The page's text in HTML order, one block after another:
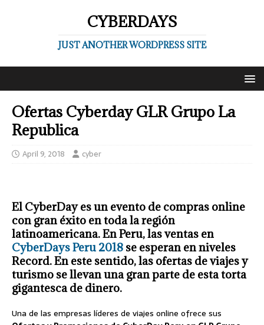
CYBERDAYS
JUST ANOTHER WORDPRESS SITE
Ofertas Cyberday GLR Grupo La
Republica
April 9, 2018 cyber
El CyberDay es un evento de compras online
con gran éxito en toda la región
latinoamericana. En Peru, las ventas en
CyberDays Peru 2018 se esperan en niveles
Record. En este sentido, las ofertas de viajes y
turismo se llevan una gran parte de esta torta
gigantesca de dinero.
Una de las empresas líderes de viajes online ofrece sus